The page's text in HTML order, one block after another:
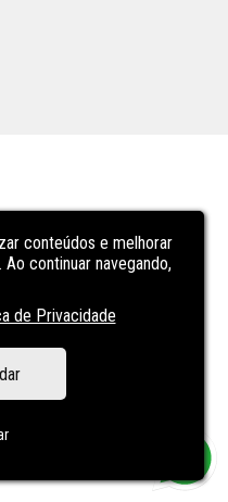
conteúdos e melhorar
continuar navegando,
de Privacidade